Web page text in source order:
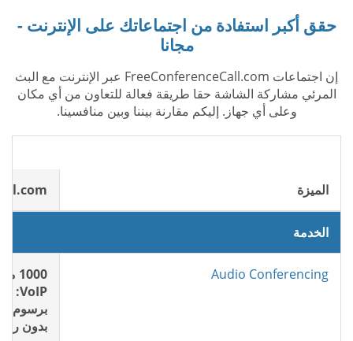
حقق أكبر استفادة من اجتماعاتك على الإنترنت -
مجانا
إن اجتماعات FreeConferenceCall.com عبر الإنترنت مع البث
المرئي مشاركة الشاشة حقا طريقة فعالة للتعاون من أي مكان
وعلى أي جهاز. إليكم مقارنة بيننا وبين منافسينا.
الميزة
الخدمة
Audio Conferencing
1000 مشارك مجانا
VoIP: متضمن
برسوم:
بدون رسوم: 2 ¢